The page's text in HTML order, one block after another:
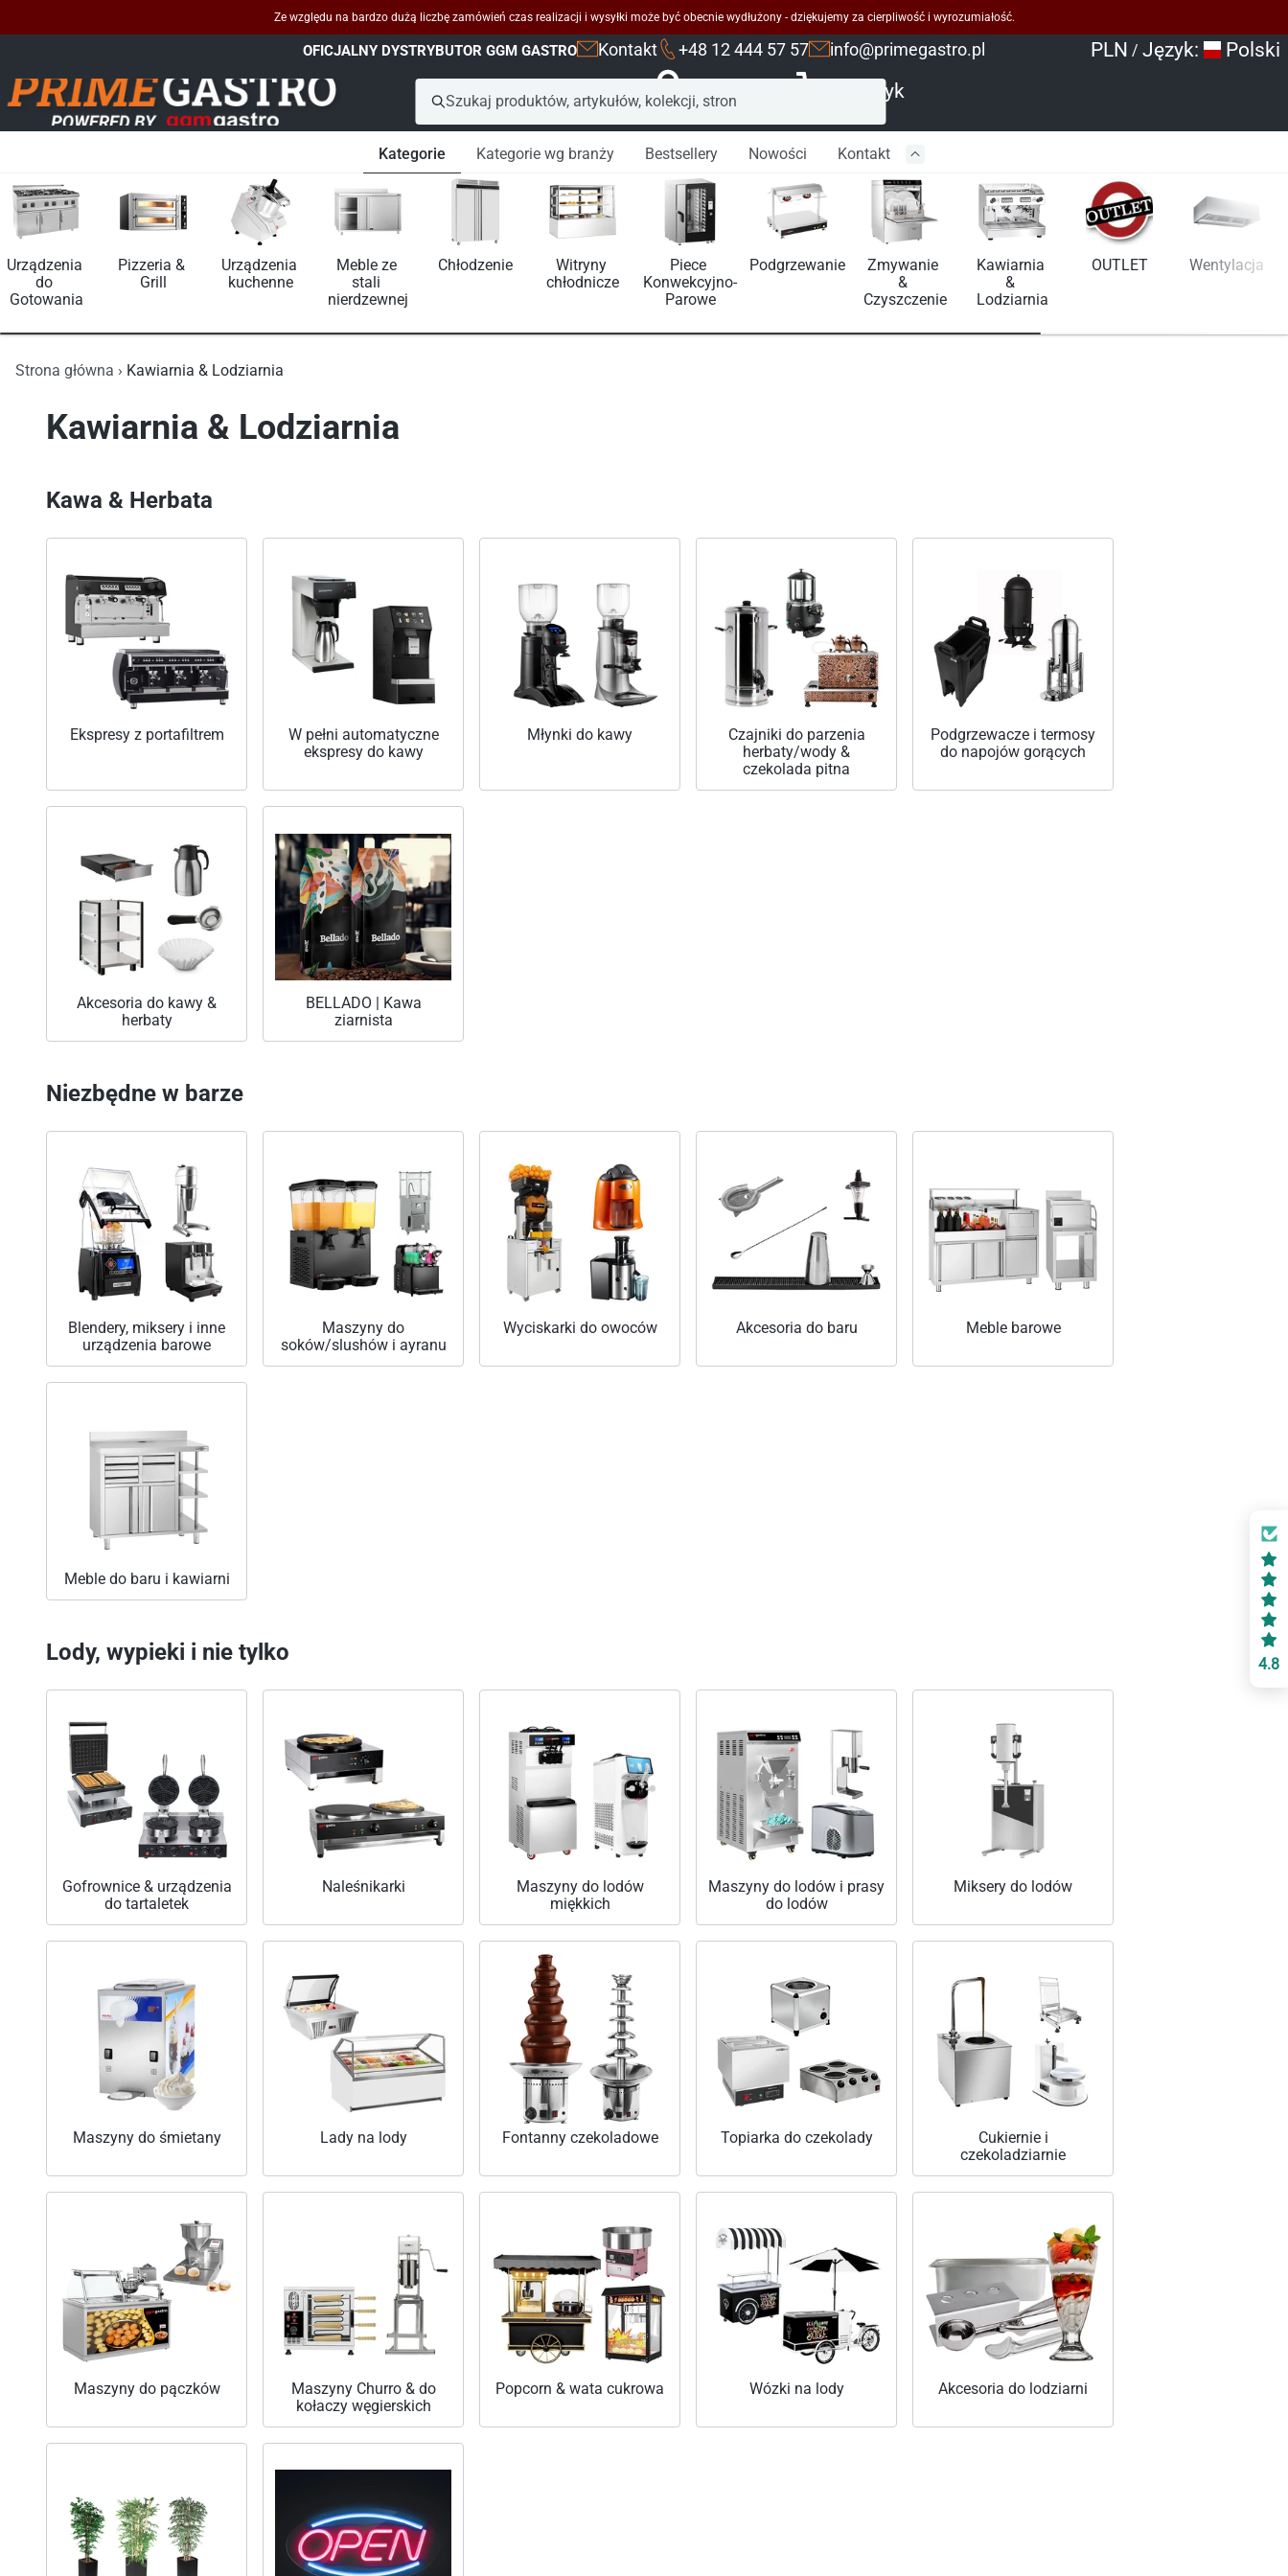
Ze względu na bardzo dużą liczbę zamówień czas realizacji i wysyłki może być obecnie wydłużony - dziękujemy za cierpliwość i wyrozumiałość.
OFICJALNY DYSTRYBUTOR GGM GASTRO Kontakt +48 12 444 57 57 info@primegastro.pl PLN / Język:
Polski
Zaloguj się
Koszyk
Kategorie
Urządzenia
do
Gotowania
Pizzeria &
Grill
Urządzenia
kuchenne
Meble ze
stali
nierdzewnej
Chłodzenie
Witryny
chłodnicze
Piece
Konwekcyjno-
Parowe
Podgrzewanie
Zmywanie
&
Czyszczenie
Kawiarnia
&
Lodziarnia
OUTLET Wentylacja
Kategorie wg branży Bestsellery Nowości Kontakt
Kawiarnia & Lodziarnia
Strona główna Kawiarnia & Lodziarnia
Kawiarnia & Lodziarnia
Kawa & Herbata
Ekspresy z portafiltrem
W pełni automatyczne
ekspresy do kawy
Młynki do kawy
Czajniki do parzenia
herbaty/wody &
czekolada pitna
Podgrzewacze i termosy
do napojów gorących
Akcesoria do kawy &
herbaty
BELLADO | Kawa
ziarnista
Niezbędne w barze
Blendery, miksery i inne
urządzenia barowe
Maszyny do
soków/slushów i ayranu
Wyciskarki do owoców Akcesoria do baru Meble barowe
Meble do baru i kawiarni
Lody, wypieki i nie tylko
Gofrownice & urządzenia
do tartaletek
Naleśnikarki
Maszyny do lodów
miękkich
Maszyny do lodów i prasy
do lodów
Miksery do lodów
Maszyny do śmietany Lady na lody Fontanny czekoladowe Topiarka do czekolady
Cukiernie i
czekoladziarnie
Maszyny do pączków
Maszyny Churro & do
kołaczy węgierskich
Popcorn & wata cukrowa Wózki na lody Akcesoria do lodziarni
4.8